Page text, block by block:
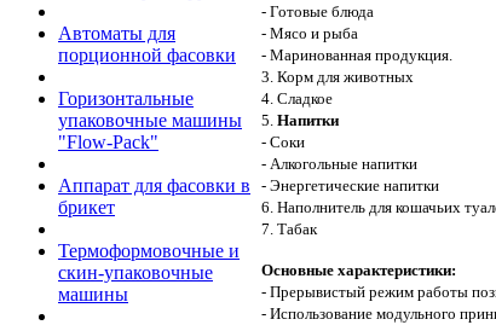
Автоматы для
порционной фасовки
Горизонтальные
упаковочные машины
"Flow-Pack"
Аппарат для фасовки в
брикет
Термоформовочные и
скин-упаковочные
машины
- Готовые блюда
- Мясо и рыба
- Маринованная продукция.
3. Корм для животных
4. Сладкое
5. Напитки
- Соки
- Алкогольные напитки
- Энергетические напитки
6. Наполнитель для кошачьих
7. Табак
Основные характеристики:
- Прерывистый режим работы
- Использование модульного